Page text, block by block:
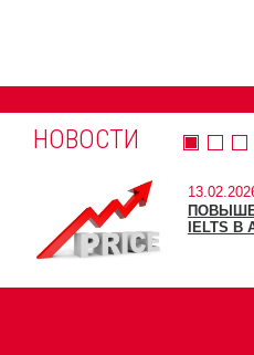
НОВОСТИ
IELTS